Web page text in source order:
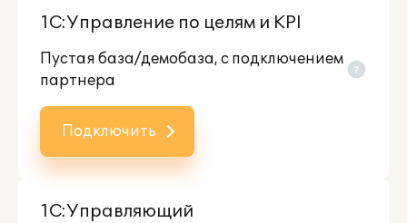
1С:Управление по целям и KPI
Пустая база/демобаза, c подключением
партнера
Подключить
1С:Управляющий